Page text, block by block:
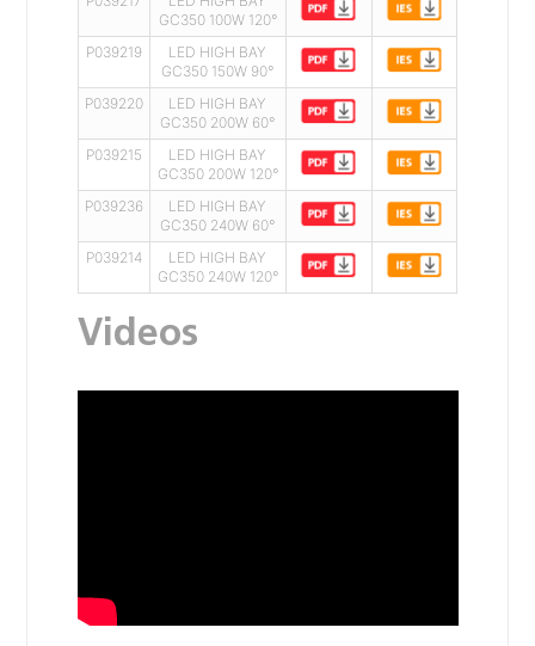
GC350 100W 120°
P039219
LED HIGH BAY
GC350 150W 90°
P039220
LED HIGH BAY
GC350 200W 60°
P039215
LED HIGH BAY
GC350 200W 120°
P039236
LED HIGH BAY
GC350 240W 60°
P039214
LED HIGH BAY
GC350 240W 120°
Videos